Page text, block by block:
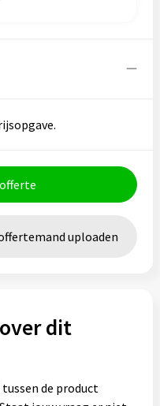
uploaden
dit
de product